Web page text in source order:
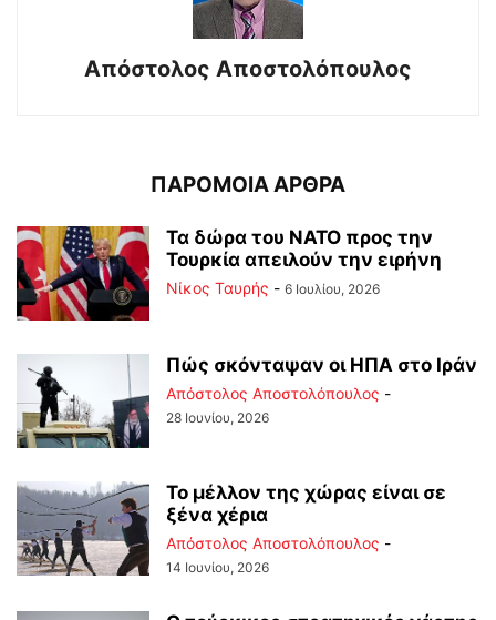
Απόστολος Αποστολόπουλος
ΠΑΡΟΜΟΙΑ ΑΡΘΡΑ
Τα δώρα του ΝΑΤΟ προς την
Τουρκία απειλούν την ειρήνη
Νίκος Ταυρής - 6 Ιουλίου, 2026
Πώς σκόνταψαν οι ΗΠΑ στο Ιράν
Απόστολος Αποστολόπουλος -
28 Ιουνίου, 2026
Το μέλλον της χώρας είναι σε
ξένα χέρια
Απόστολος Αποστολόπουλος -
14 Ιουνίου, 2026